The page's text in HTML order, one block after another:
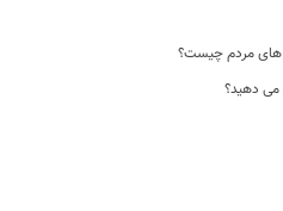
های مردم چیست؟
می دهید؟